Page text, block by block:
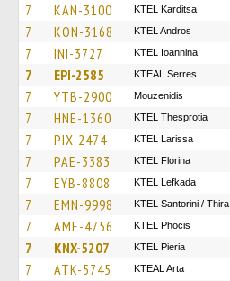
7 KAN-3100 ΚΤΕL Karditsa
7 KON-3168 KTEL Andros
7 INI-3727 KTEL Ioannina
7 EPI-2585 KTEAL Serres
7 YTB-2900 Mouzenidis
7 HNE-1360 KTEL Thesprotia
7 PIX-2474 KTEL Larissa
7 PAE-3383 KTEL Florina
7 EYB-8808 KTEL Lefkada
7 EMN-9998 KTEL Santorini / Thira
7 AME-4756 ΚΤΕL Phocis
7 KNX-5207 KTEL Pieria
7 ATK-5745 KTEAL Arta